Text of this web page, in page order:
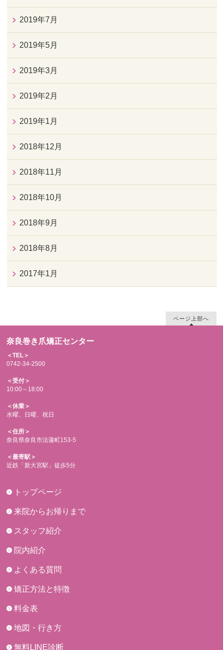
2019年7月
2019年5月
2019年3月
2019年2月
2019年1月
2018年12月
2018年11月
2018年10月
2018年9月
2018年8月
2017年1月
ページ上部へ
奈良巻き爪矯正センター
＜TEL＞
0742-34-2500
＜受付＞
10:00～18:00
＜休業＞
水曜、日曜、祝日
＜住所＞
奈良県奈良市法蓮町153-5
＜最寄駅＞
近鉄「新大宮駅」徒歩5分
トップページ
来院からお帰りまで
スタッフ紹介
院内紹介
よくある質問
矯正方法と特徴
料金表
地図・行き方
無料LINE診断